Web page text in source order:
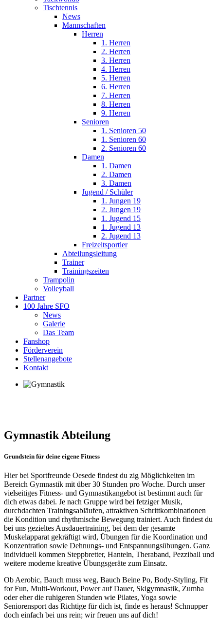
Tischtennis
News
Mannschaften
Herren
1. Herren
2. Herren
3. Herren
4. Herren
5. Herren
6. Herren
7. Herren
8. Herren
9. Herren
Senioren
1. Senioren 50
1. Senioren 60
2. Senioren 60
Damen
1. Damen
2. Damen
3. Damen
Jugend / Schüler
1. Jungen 19
2. Jungen 19
1. Jugend 15
1. Jugend 13
2. Jugend 13
Freizeitsportler
Abteilungsleitung
Trainer
Trainingszeiten
Trampolin
Volleyball
Partner
100 Jahre SFO
News
Galerie
Das Team
Fanshop
Förderverein
Stellenangebote
Kontakt
Gymnastik Abteilung
Grundstein für deine eigene Fitness
Hier bei Sportfreunde Oesede findest du zig Möglichkeiten im
Bereich Gymnastik mit über 30 Stunden pro Woche. Durch unser
vielseitiges Fitness- und Gymnastikangebot ist bestimmt auch für
dich etwas dabei. Je nach Gruppe wird bei fetziger Musik,
durchdachten Trainingsabläufen, attraktiven Schrittkombinationen
die Kondition und rhythmische Bewegung trainiert. Auch findest du
bei uns gezieltes Ausdauertraining, bei dem der gesamte
Muskelapparat gekräftigt wird, Übungen für die Koordination und
Konzentration sowie Dehnungs- und Entspannungsübungen. Ganz
individuell kommen Steppbretter, Hanteln, Theraband, Pezziball und
weitere moderne kreative Übungsgeräte zum Einsatz.
Ob Aerobic, Bauch muss weg, Bauch Beine Po, Body-Styling, Fit
for Fun, Multi-Workout, Power auf Dauer, Skigymnastik, Zumba
oder eher die ruhigeren Stunden wie Pilates, Yoga sowie
Seniorensport das Richtige für dich ist, finde es heraus! Schnupper
doch einfach bei uns rein; wir freuen uns auf dich!